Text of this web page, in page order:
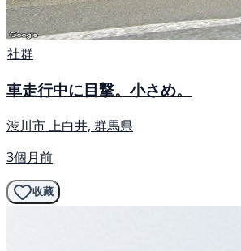
社群
車走行中に目撃。小さめ。
渋川市 上白井, 群馬県
3個月前
收藏